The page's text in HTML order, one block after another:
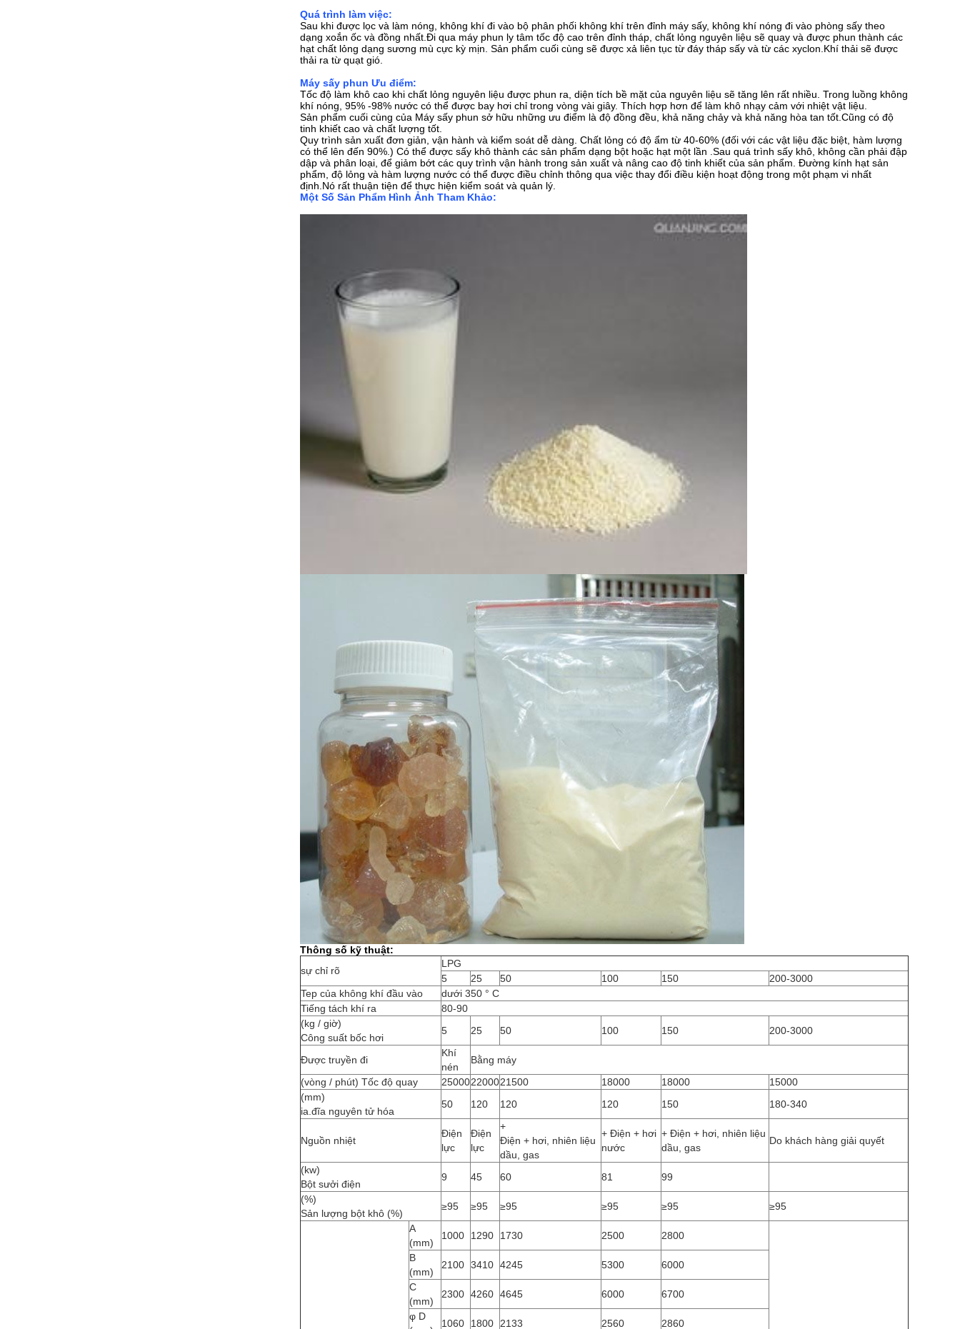
Quá trình làm việc:
Sau khi được lọc và làm nóng, không khí đi vào bộ phân phối không khí trên đỉnh máy sấy, không khí nóng đi vào phòng sấy theo
dạng xoắn ốc và đồng nhất.Đi qua máy phun ly tâm tốc độ cao trên đỉnh tháp, chất lỏng nguyên liệu sẽ quay và được phun thành các
hạt chất lỏng dạng sương mù cực kỳ mịn. Sản phẩm cuối cùng sẽ được xả liên tục từ đáy tháp sấy và từ các xyclon.Khí thải sẽ được
thải ra từ quạt gió.
Máy sấy phun Ưu điểm:
Tốc độ làm khô cao khi chất lỏng nguyên liệu được phun ra, diện tích bề mặt của nguyên liệu sẽ tăng lên rất nhiều. Trong luồng không
khí nóng, 95% -98% nước có thể được bay hơi chỉ trong vòng vài giây. Thích hợp hơn để làm khô nhạy cảm với nhiệt vật liệu.
Sản phẩm cuối cùng của Máy sấy phun sở hữu những ưu điểm là độ đồng đều, khả năng chảy và khả năng hòa tan tốt.Cũng có độ
tinh khiết cao và chất lượng tốt.
Quy trình sản xuất đơn giản, vận hành và kiểm soát dễ dàng. Chất lỏng có độ ẩm từ 40-60% (đối với các vật liệu đặc biệt, hàm lượng
có thể lên đến 90%.) Có thể được sấy khô thành các sản phẩm dạng bột hoặc hạt một lần .Sau quá trình sấy khô, không cần phải đập
dập và phân loại, để giảm bớt các quy trình vận hành trong sản xuất và nâng cao độ tinh khiết của sản phẩm. Đường kính hạt sản
phẩm, độ lỏng và hàm lượng nước có thể được điều chỉnh thông qua việc thay đổi điều kiện hoạt động trong một phạm vi nhất
định.Nó rất thuận tiện để thực hiện kiểm soát và quản lý.
Một Số Sản Phẩm Hình Ảnh Tham Khảo:
Thông số kỹ thuật:
sự chỉ rõ
LPG
5
25 50 100 150
200-3000
Tep của không khí đầu vào
dưới 350 ° C
Tiếng tách khí ra
80-90
(kg / giờ)
Công suất bốc hơi
5 25 50 100 150 200-3000
Được truyền đi
Khí
nén
Bằng máy
(vòng / phút) Tốc độ quay
250002200021500 18000 18000
15000
(mm)
ia.đĩa nguyên tử hóa
50 120 120 120 150 180-340
Nguồn nhiệt
Điện
lực
Điện
lực
+
Điện + hơi, nhiên liệu
dầu, gas
+ Điện + hơi
nước
+ Điện + hơi, nhiên liệu
dầu, gas
Do khách hàng giải quyết
(kw)
Bột sưởi điện
9 45 60 81
99
(%)
Sản lượng bột khô (%)
≥95 ≥95 ≥95 ≥95 ≥95
≥95
A
(mm)
1000 1290 1730 2500
2800
B
(mm)
2100 3410 4245 5300
6000
C
(mm)
2300 4260 4645 6000
6700
φ D
1060 1800 2133 2560 2860